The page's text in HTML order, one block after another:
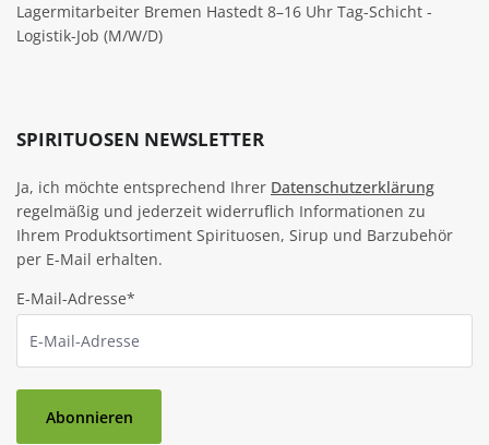
Lagermitarbeiter Bremen Hastedt 8–16 Uhr Tag-Schicht -
Logistik-Job (M/W/D)
SPIRITUOSEN NEWSLETTER
Ja, ich möchte entsprechend Ihrer Datenschutzerklärung
regelmäßig und jederzeit widerruflich Informationen zu
Ihrem Produktsortiment Spirituosen, Sirup und Barzubehör
per E-Mail erhalten.
E-Mail-Adresse*
Abonnieren